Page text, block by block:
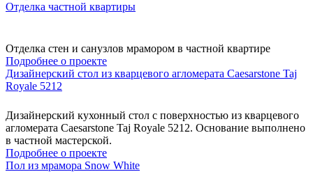
Отделка частной квартиры
Отделка стен и санузлов мрамором в частной квартире
Подробнее о проекте
Дизайнерский стол из кварцевого агломерата Caesarstone Taj
Royale 5212
Дизайнерский кухонный стол с поверхностью из кварцевого
агломерата Caesarstone Taj Royale 5212. Основание выполнено
в частной мастерской.
Подробнее о проекте
Пол из мрамора Snow White